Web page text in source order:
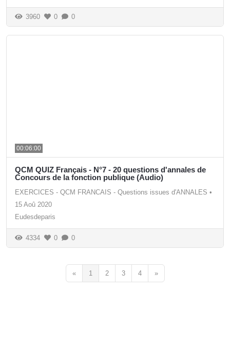
3960 0 0
00:06:00
QCM QUIZ Français - N°7 - 20 questions d'annales de
Concours de la fonction publique (Audio)
EXERCICES - QCM FRANCAIS - Questions issues d'ANNALES •
15 Aoû 2020
Eudesdeparis
4334 0 0
« 1 2 3 4 »